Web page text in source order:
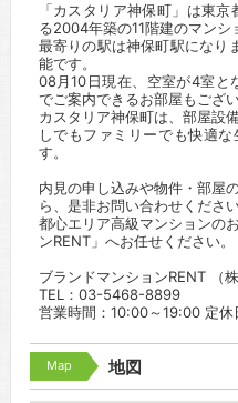
「カスタリア神保町」は東
る2004年築の11階建のマンシ
最寄りの駅は神保町駅になり
能です。
08月10日現在、空室が4室と
でご案内できるお部屋もござい
カスタリア神保町は、部屋設
しでもファミリーでも快適
す。
内見の申し込みや物件・部屋
ら、是非お問い合わせください
都心エリア高級マンションの
ンRENT」へお任せください。
ブランドマンションRENT （
TEL：03-5468-8899
営業時間：10:00～19:00 定休
Map 地図